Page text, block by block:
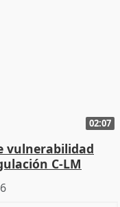
02:07
vulnerabilidad
C-LM